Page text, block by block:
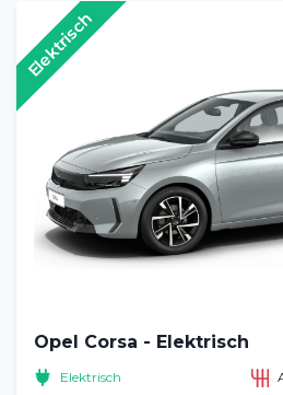
Opel Corsa - Elektrisch
Elektrisch
Elektrisch